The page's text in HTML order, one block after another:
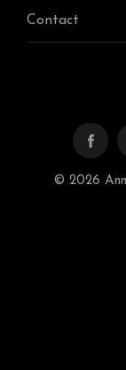
Contact
© 2026